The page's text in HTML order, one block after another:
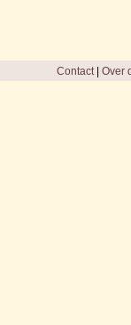
Contact| Over